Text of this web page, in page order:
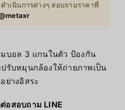
ำเนินการต่างๆ สอบถามราคาที่
มบอล 3 แกนในตัว ป้องกัน
รับหมุนกล้องให้ถ่ายภาพเป็น
ย่างอิสระ
อสอบถาม LINE